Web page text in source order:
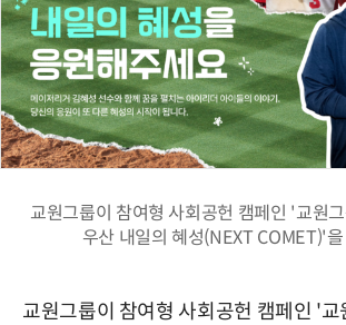
교원그룹이 참여형 사회공헌 캠페인 '교원
우산 내일의 혜성(NEXT COMET)'
교원그룹이 참여형 사회공헌 캠페인 '